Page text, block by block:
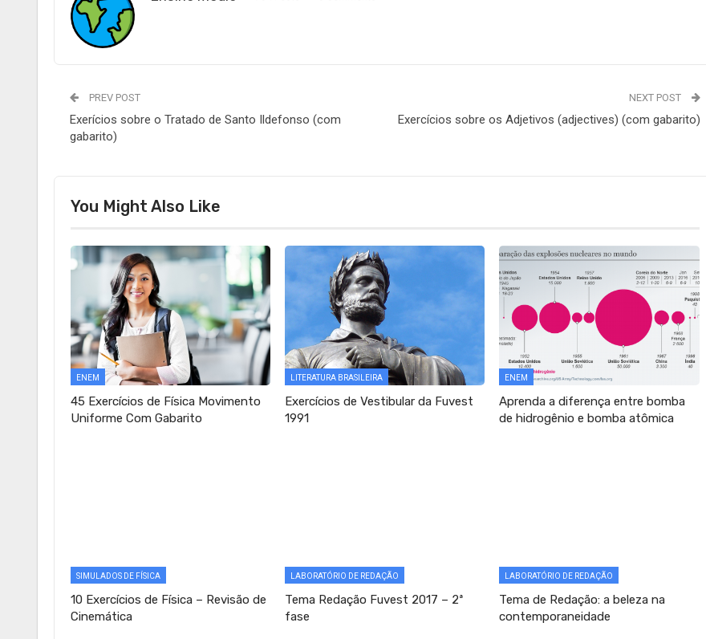
PREV POST
Exerícios sobre o Tratado de Santo Ildefonso (com
gabarito)
NEXT POST
Exercícios sobre os Adjetivos (adjectives) (com gabarito)
You Might Also Like
ENEM
45 Exercícios de Física Movimento
Uniforme Com Gabarito
LITERATURA BRASILEIRA
Exercícios de Vestibular da Fuvest
1991
ENEM
Aprenda a diferença entre bomba
de hidrogênio e bomba atômica
SIMULADOS DE FÍSICA
10 Exercícios de Física – Revisão de
Cinemática
LABORATÓRIO DE REDAÇÃO
Tema Redação Fuvest 2017 – 2ª
fase
LABORATÓRIO DE REDAÇÃO
Tema de Redação: a beleza na
contemporaneidade